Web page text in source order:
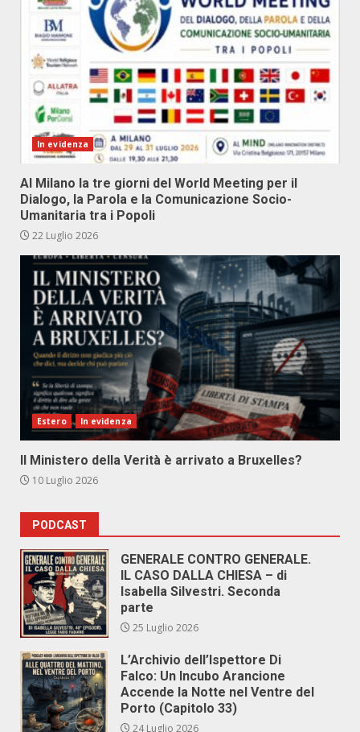
In evidenza
Al Milano la tre giorni del World Meeting per il
Dialogo, la Parola e la Comunicazione Socio-
Umanitaria tra i Popoli
22 Luglio 2026
Estero In evidenza
Il Ministero della Verità è arrivato a Bruxelles?
10 Luglio 2026
PODCAST
GENERALE CONTRO GENERALE.
IL CASO DALLA CHIESA – di
Isabella Silvestri. Seconda
parte
25 Luglio 2026
L’Archivio dell’Ispettore Di
Falco: Un Incubo Arancione
Accende la Notte nel Ventre del
Porto (Capitolo 33)
24 Luglio 2026